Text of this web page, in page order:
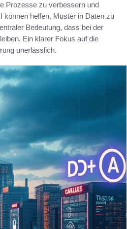
Prozesse zu verbessern und
können helfen, Muster in Daten zu
Bedeutung, dass bei der
Ein klarer Fokus auf die
unerlässlich.